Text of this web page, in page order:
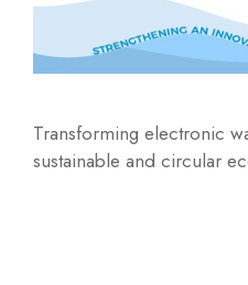
Transforming electronic
sustainable and circular